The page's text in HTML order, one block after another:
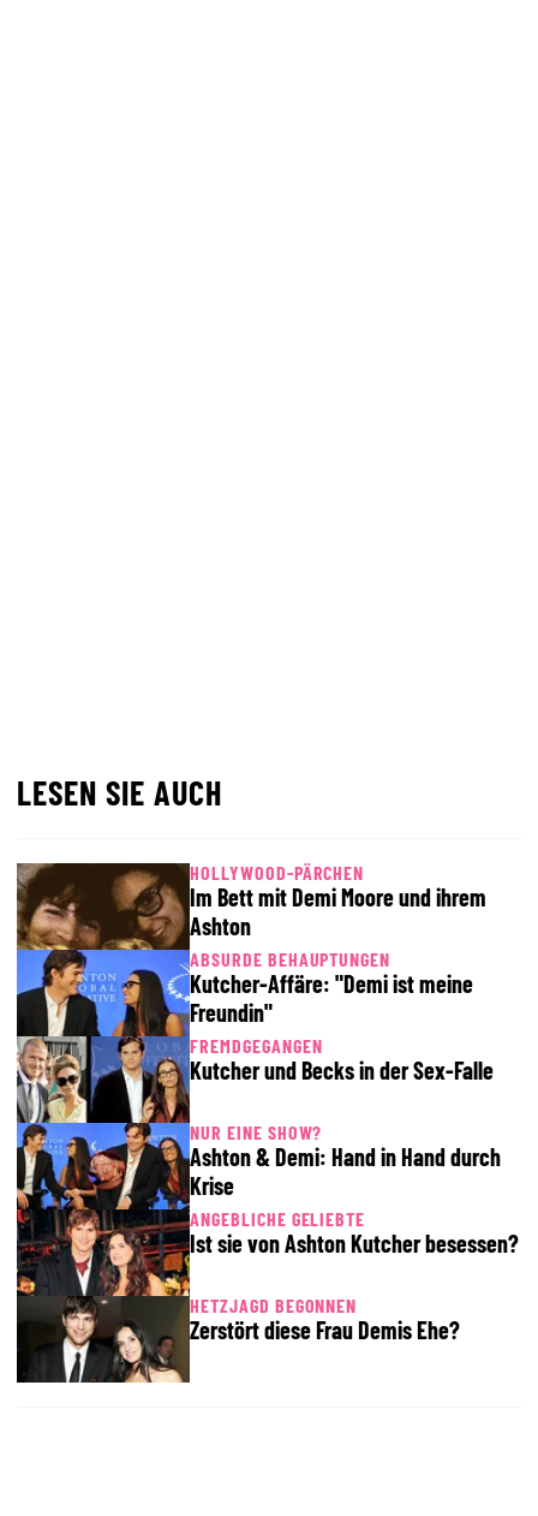
LESEN SIE AUCH
HOLLYWOOD-PÄRCHEN
Im Bett mit Demi Moore und ihrem
Ashton
ABSURDE BEHAUPTUNGEN
Kutcher-Affäre: "Demi ist meine
Freundin"
FREMDGEGANGEN
Kutcher und Becks in der Sex-Falle
NUR EINE SHOW?
Ashton & Demi: Hand in Hand durch
Krise
ANGEBLICHE GELIEBTE
Ist sie von Ashton Kutcher besessen?
HETZJAGD BEGONNEN
Zerstört diese Frau Demis Ehe?